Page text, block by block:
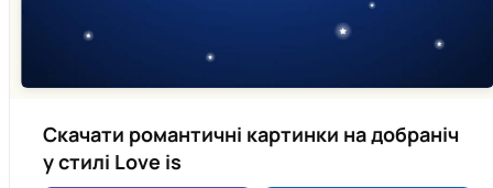
Скачати романтичні картинки на добраніч
у стилі Love is